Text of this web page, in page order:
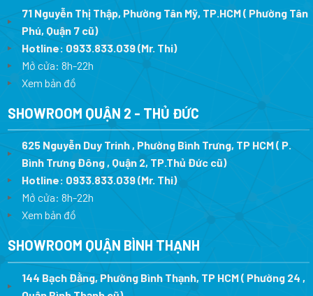
71 Nguyễn Thị Thập, Phường Tân Mỹ, TP.HCM ( Phường Tân
Phú, Quận 7 cũ)
Hotline: 0933.833.039(Mr. Thi)
Mở cửa: 8h-22h
Xem bản đồ
SHOWROOM QUẬN 2 - THỦ ĐỨC
625 Nguyễn Duy Trinh , Phường Bình Trưng, TP HCM ( P.
Bình Trưng Đông , Quận 2, TP.Thủ Đức cũ)
Hotline: 0933.833.039(Mr. Thi)
Mở cửa: 8h-22h
Xem bản đồ
SHOWROOM QUẬN BÌNH THẠNH
144 Bạch Đằng, Phường Bình Thạnh, TP HCM ( Phường 24 ,